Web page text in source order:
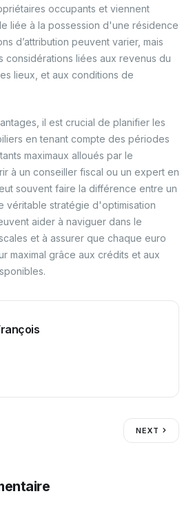
occupants et viennent
liée à la possession d'une résidence
d’attribution peuvent varier, mais
considérations liées aux revenus du
lieux, et aux conditions de
il est crucial de planifier les
en tenant compte des périodes
maximaux alloués par le
à un conseiller fiscal ou un expert en
souvent faire la différence entre un
véritable stratégie d'optimisation
aider à naviguer dans le
et à assurer que chaque euro
maximal grâce aux crédits et aux
NEXT